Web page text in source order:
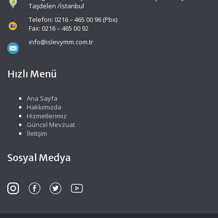
Taşdelen /İstanbul
Telefon: 0216 – 465 00 96 (Pbx)
Fax: 0216 – 465 00 92
info@islevymm.com.tr
Hızlı Menü
Ana Sayfa
Hakkımızda
Hizmetlerimiz
Güncel Mevzuat
İletişim
Sosyal Medya